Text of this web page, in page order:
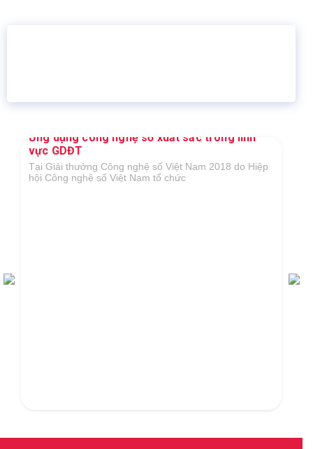
Ứng dụng công nghệ số xuất sắc trong lĩnh
vực GDĐT
Tại Giải thưởng Công nghệ số Việt Nam 2018 do Hiệp
hội Công nghệ số Việt Nam tổ chức